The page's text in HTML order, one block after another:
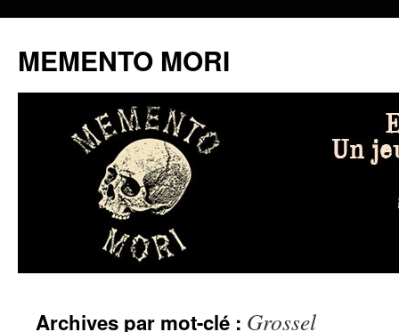
MEMENTO MORI
auArchives par mot-clé : Grossel